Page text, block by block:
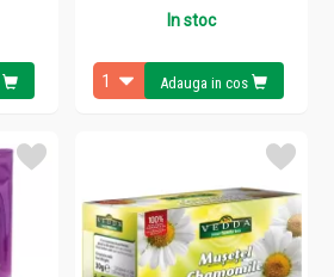
In stoc
Adauga in cos